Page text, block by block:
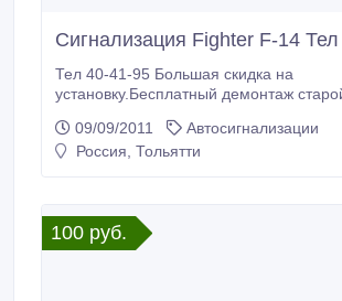
Сигнализация Fighter F-14
Тел 40-41-95 Большая скидка на
установку.Бесплатный демонтаж
необходимым для качественной
функций. Появилась в продаже в 2001
изменилось.
09/09/2011
Автосигнализации
Россия, Тольятти
100 руб.